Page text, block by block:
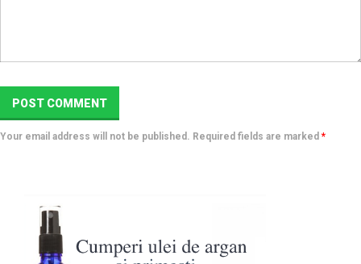
Your email address will not be published. Required fields are marked *